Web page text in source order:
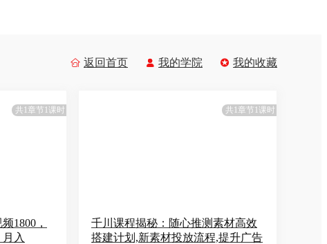
 返回首页  我的学院  我的收藏
共1章节1课时
1800，
入
共1章节1课时
千川课程揭秘：随心推测素材高效
搭建计划,新素材投放流程,提升广告